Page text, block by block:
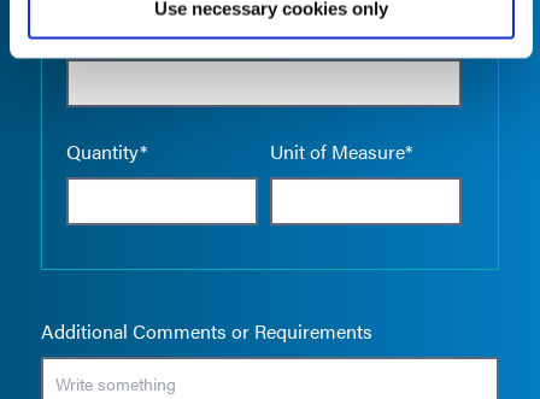
Use necessary cookies only
Product Name*
Quantity* Unit of Measure*
Additional Comments or Requirements